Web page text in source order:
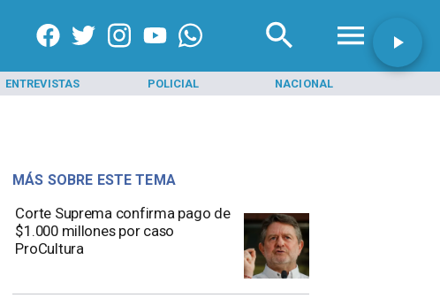
ENTREVISTAS POLICIAL NACIONAL
Corte Suprema confirma pago de
$1.000 millones por caso
ProCultura
MÁS SOBRE ESTE TEMA